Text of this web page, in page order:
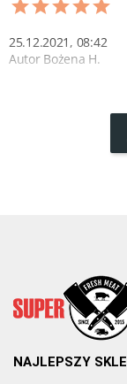
25.12.2021, 08:42
Autor Bożena H.
Świeża dostawa, w
Udany zakup
Smaczna wątróbka.
Polecam
NAJLEPSZY